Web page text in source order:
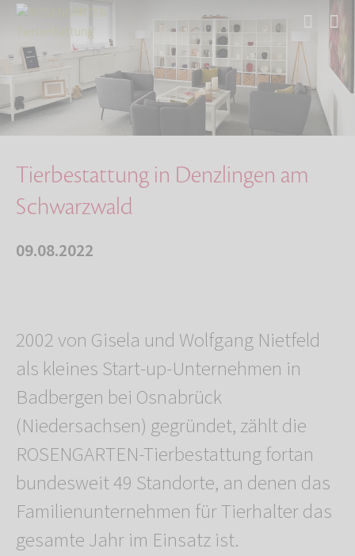
Start Über uns
Aktuelles
Tierbestattung in Denzlingen am Schwarzwald
Tierbestattung in Denzlingen am
Schwarzwald
09.08.2022
2002 von Gisela und Wolfgang Nietfeld
als kleines Start-up-Unternehmen in
Badbergen bei Osnabrück
(Niedersachsen) gegründet, zählt die
ROSENGARTEN-Tierbestattung fortan
bundesweit 49 Standorte, an denen das
Familienunternehmen für Tierhalter das
gesamte Jahr im Einsatz ist.